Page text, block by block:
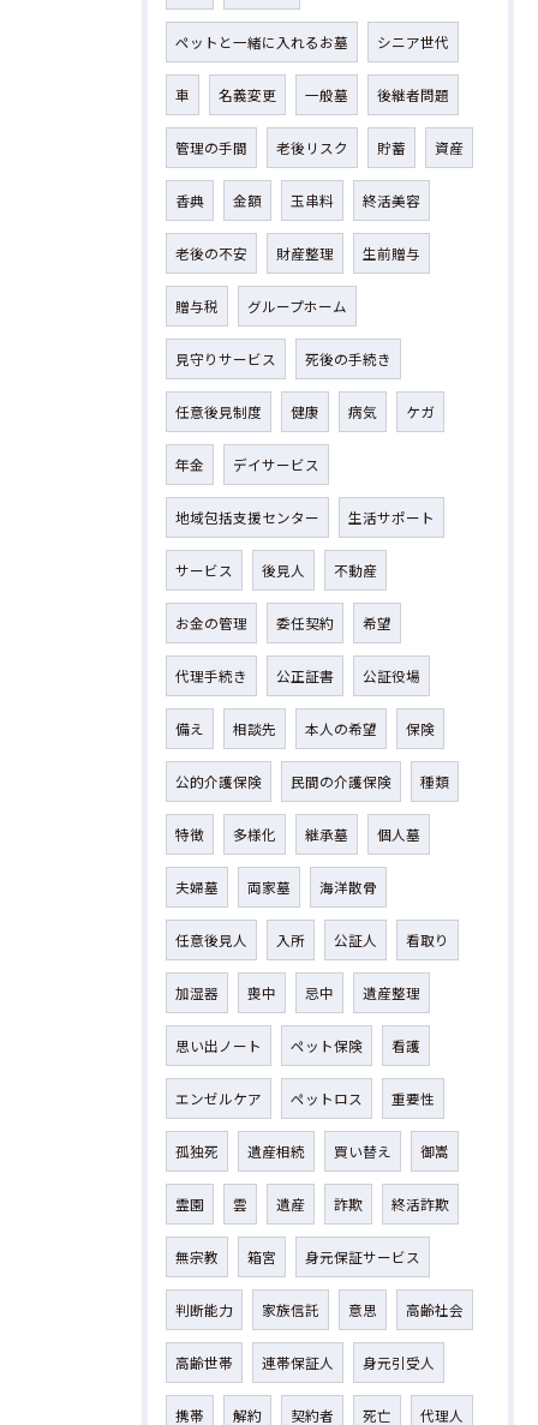
ペットと一緒に入れるお墓 シニア世代
車 名義変更 一般墓 後継者問題
管理の手間 老後リスク 貯蓄 資産
香典 金額 玉串料 終活美容
老後の不安 財産整理 生前贈与
贈与税 グループホーム
見守りサービス 死後の手続き
任意後見制度 健康 病気 ケガ
年金 デイサービス
地域包括支援センター 生活サポート
サービス 後見人 不動産
お金の管理 委任契約 希望
代理手続き 公正証書 公証役場
備え 相談先 本人の希望 保険
公的介護保険 民間の介護保険 種類
特徴 多様化 継承墓 個人墓
夫婦墓 両家墓 海洋散骨
任意後見人 入所 公証人 看取り
加湿器 喪中 忌中 遺産整理
思い出ノート ペット保険 看護
エンゼルケア ペットロス 重要性
孤独死 遺産相続 買い替え 御嵩
霊園 雲 遺産 詐欺 終活詐欺
無宗教 箱宮 身元保証サービス
判断能力 家族信託 意思 高齢社会
高齢世帯 連帯保証人 身元引受人
携帯 解約 契約者 死亡 代理人